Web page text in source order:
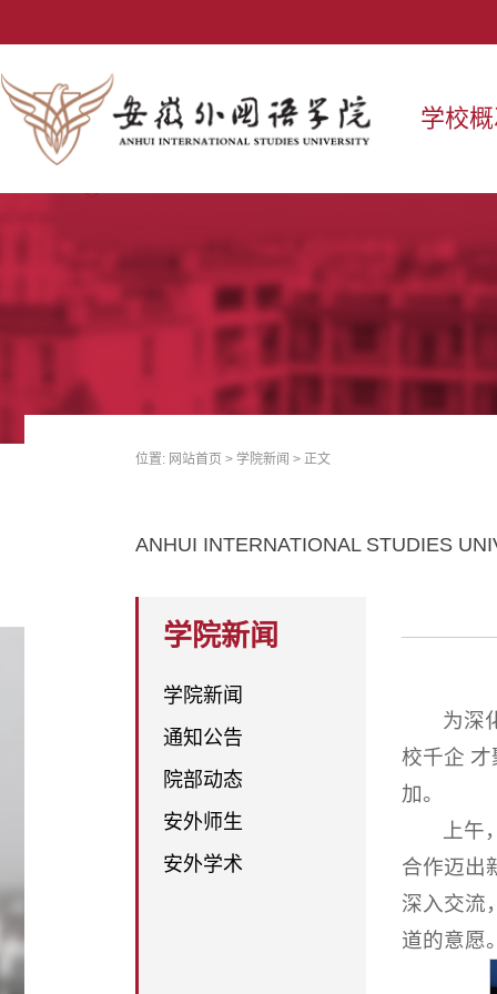
学校
位置: 网站首页 > 学院新闻 > 正文
ANHUI INTERNATIONAL STUDIES
学院新闻
学院新闻
通知公告
院部动态
安外师生
安外学术
为深
校千企 才
加。
上
合作迈出
深入交流
道的意愿